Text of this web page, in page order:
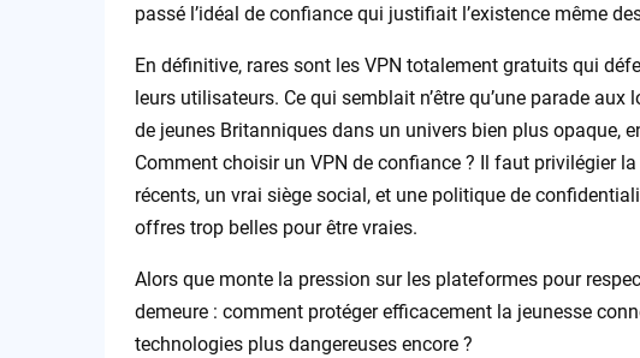
passé l’idéal de confiance qui justifiait l’existence même
En définitive, rares sont les VPN totalement gratuits qui
leurs utilisateurs. Ce qui semblait n’être qu’une parade
de jeunes Britanniques dans un univers bien plus opaque,
Comment choisir un VPN de confiance ? Il faut privilégier
récents, un vrai siège social, et une politique de
offres trop belles pour être vraies.
Alors que monte la pression sur les plateformes pour
demeure : comment protéger efficacement la jeunesse
technologies plus dangereuses encore ?